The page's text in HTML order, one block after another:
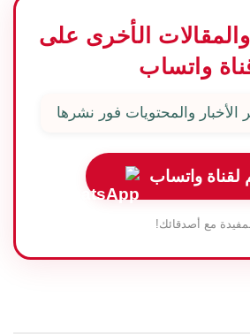
والمقالات الأخرى على
واتساب
والمحتويات فور نشرها
لقناة واتساب
مع أصدقائك!